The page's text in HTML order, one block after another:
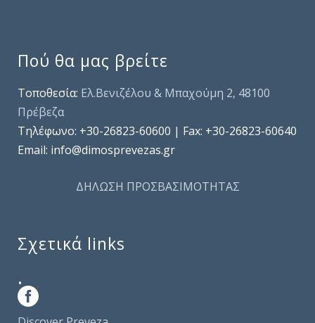
Πού θα μας βρείτε
Τοποθεσία: Ελ.Βενιζέλου & Μπαχούμη 2, 48100
Πρέβεζα
Τηλέφωνo: +30-26823-60600 | Fax: +30-26823-60640
Email: info@dimosprevezas.gr
ΔΗΛΩΣΗ ΠΡΟΣΒΑΣΙΜΟΤΗΤΑΣ
Σχετικά links
.